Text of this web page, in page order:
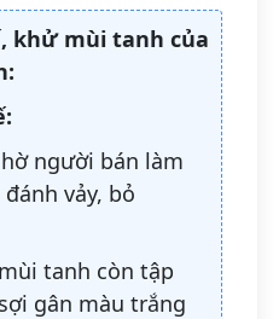
khử mùi tanh của
người bán làm
vảy, bỏ
tanh còn tập
gân màu trắng